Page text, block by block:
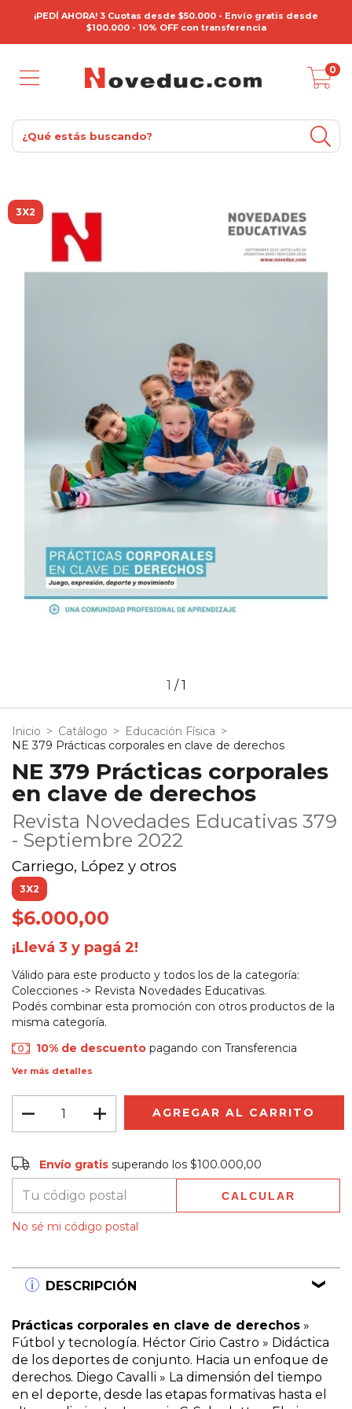
¡PEDÍ AHORA! 3 Cuotas desde $50.000 - Envío gratis desde
$100.000 - 10% OFF con transferencia
0
3X2
1 /1
Inicio > Catálogo > Educación Física >
NE 379 Prácticas corporales en clave de derechos
NE 379 Prácticas corporales
en clave de derechos
Revista Novedades Educativas 379
- Septiembre 2022
Carriego, López y otros
3X2
$6.000,00
¡Llevá 3 y pagá 2!
Válido para este producto y todos los de la categoría:
Colecciones -> Revista Novedades Educativas.
Podés combinar esta promoción con otros productos de la
misma categoría.
10% de descuento pagando con Transferencia
Ver más detalles
Envío gratis
Entregas para el CP: CAMBIAR CP
Envío gratis superando los$100.000,00
CALCULAR
No sé mi código postal
DESCRIPCIÓN
Prácticas corporales en clave de derechos »
Fútbol y tecnología. Héctor Cirio Castro » Didáctica
de los deportes de conjunto. Hacia un enfoque de
derechos. Diego Cavalli » La dimensión del tiempo
en el deporte, desde las etapas formativas hasta el